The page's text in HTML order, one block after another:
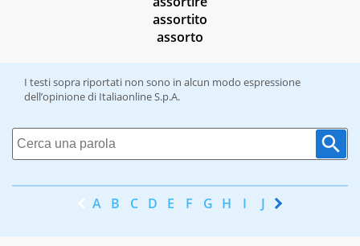
assortito
assorto
I testi sopra riportati non sono in alcun modo espressione
dell’opinione di Italiaonline S.p.A.
A B C D E F G H I J K